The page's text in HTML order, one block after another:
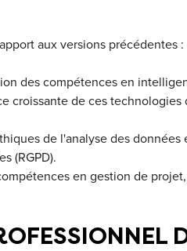
aux versions précédentes :
des compétences en
croissante de ces technologies
de l'analyse des données
(RGPD).
en gestion de